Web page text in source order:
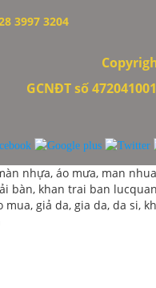
3997 3204
GCNĐT số
nhựa, áo mưa, man
bàn, khan trai ban
mua, giả da, gia da, da si,